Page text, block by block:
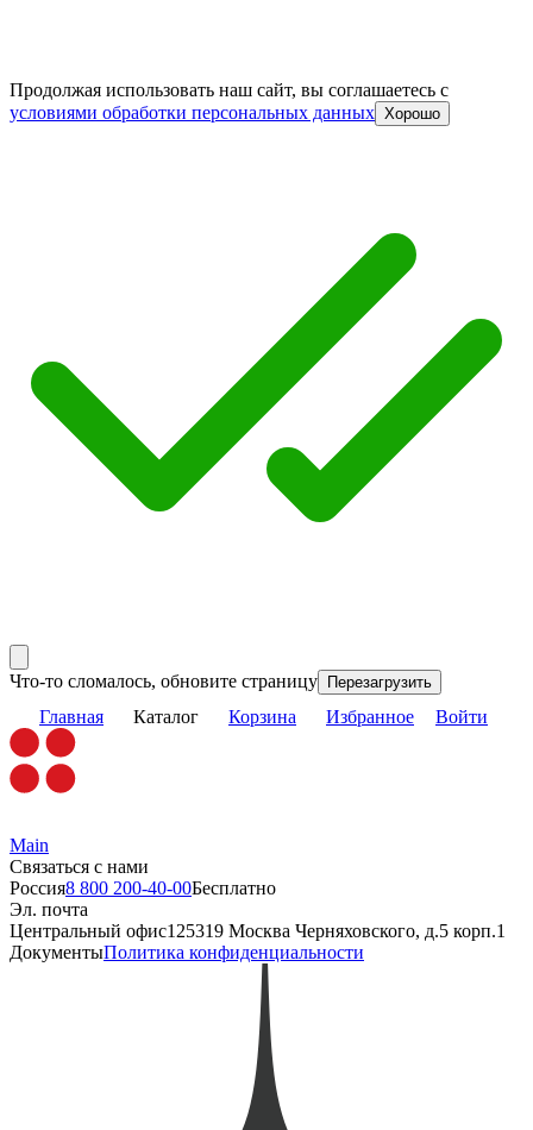
Продолжая использовать наш сайт, вы соглашаетесь c
условиями обработки персональных данных Хорошо
Что-то сломалось, обновите страницу Перезагрузить
Главная Каталог Корзина Избранное Войти
Main
Связаться с нами
Россия8 800 200-40-00Бесплатно
Эл. почта
Центральный офис125319 Москва Черняховского, д.5 корп.1
ДокументыПолитика конфиденциальности